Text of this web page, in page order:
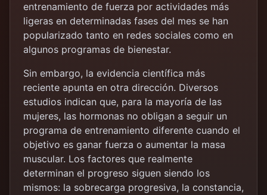
entrenamiento de fuerza por actividades más
ligeras en determinadas fases del mes se han
popularizado tanto en redes sociales como en
algunos programas de bienestar.
Sin embargo, la evidencia científica más
reciente apunta en otra dirección. Diversos
estudios indican que, para la mayoría de las
mujeres, las hormonas no obligan a seguir un
programa de entrenamiento diferente cuando el
objetivo es ganar fuerza o aumentar la masa
muscular. Los factores que realmente
determinan el progreso siguen siendo los
mismos: la sobrecarga progresiva, la constancia,